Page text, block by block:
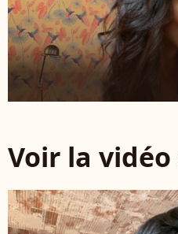
Voir la vidéo